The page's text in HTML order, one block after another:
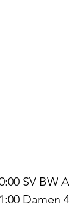
SV BW
Damen